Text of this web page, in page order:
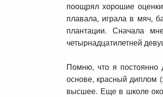
поощрял хорошие
плавала, играла в мяч,
плантации. Сначала
четырнадцатилетней
Помню, что я постоянно
основе, красный диплом
высшее. Еще в школе